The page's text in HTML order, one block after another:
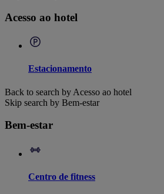
Acesso ao hotel
Estacionamento
Back to search by Acesso ao hotel
Skip search by Bem-estar
Bem-estar
Centro de fitness